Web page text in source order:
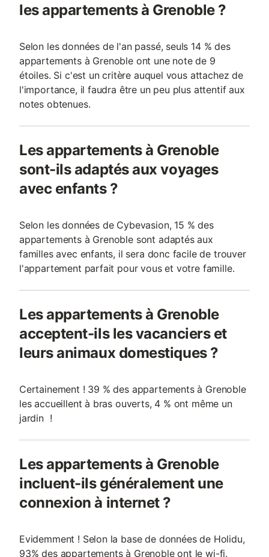
les appartements à Grenoble ?
Selon les données de l'an passé, seuls 14 % des
appartements à Grenoble ont une note de 9
étoiles. Si c'est un critère auquel vous attachez de
l'importance, il faudra être un peu plus attentif aux
notes obtenues.
Les appartements à Grenoble
sont-ils adaptés aux voyages
avec enfants ?
Selon les données de Cybevasion, 15 % des
appartements à Grenoble sont adaptés aux
familles avec enfants, il sera donc facile de trouver
l'appartement parfait pour vous et votre famille.
Les appartements à Grenoble
acceptent-ils les vacanciers et
leurs animaux domestiques ?
Certainement ! 39 % des appartements à Grenoble
les accueillent à bras ouverts, 4 % ont même un
jardin !
Les appartements à Grenoble
incluent-ils généralement une
connexion à internet ?
Evidemment ! Selon la base de données de Holidu,
93% des appartements à Grenoble ont le wi-fi.